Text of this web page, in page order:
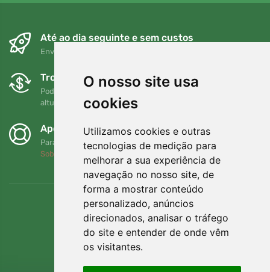
O nosso site usa
cookies
Utilizamos cookies e outras
tecnologias de medição para
melhorar a sua experiência de
navegação no nosso site, de
forma a mostrar conteúdo
personalizado, anúncios
direcionados, analisar o tráfego
do site e entender de onde vêm
os visitantes.
Até ao dia seguinte e sem custos
Envio gratuito para encomendas superiores a 80 EUR
Trocas e devoluções gratuitas
Pode devolver ou trocar a sua encomenda em qualquer
altura no prazo de 90 dias
Apoiamos a Trees.org
Para cada encomenda plantamos uma árvore! Leia mais
Sobre nós